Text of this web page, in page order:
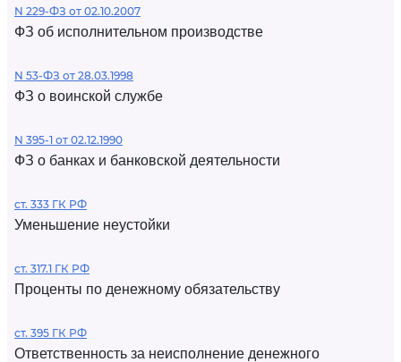
N 229-ФЗ от 02.10.2007
ФЗ об исполнительном производстве
N 53-ФЗ от 28.03.1998
ФЗ о воинской службе
N 395-1 от 02.12.1990
ФЗ о банках и банковской деятельности
ст. 333 ГК РФ
Уменьшение неустойки
ст. 317.1 ГК РФ
Проценты по денежному обязательству
ст. 395 ГК РФ
Ответственность за неисполнение денежного